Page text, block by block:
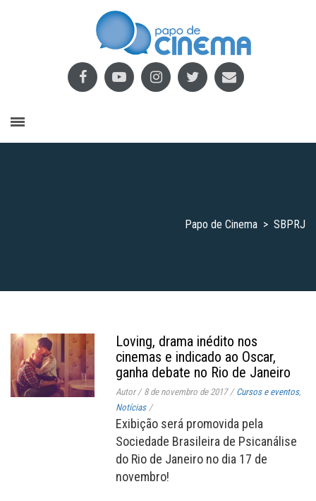
Papo de Cinema > SBPRJ
Loving, drama inédito nos
cinemas e indicado ao Oscar,
ganha debate no Rio de Janeiro
Autor/ 8 de novembro de 2017 / Cursos e eventos,
Notícias /
Exibição será promovida pela
Sociedade Brasileira de Psicanálise
do Rio de Janeiro no dia 17 de
novembro!